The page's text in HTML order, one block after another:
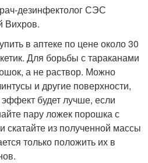
дезинфектолог СЭС
Вихров.
в аптеке по цене около 30
Для борьбы с тараканами
а не раствор. Можно
и другие поверхности,
будет лучше, если
пару ложек порошка с
из полученной массы
только положить их в